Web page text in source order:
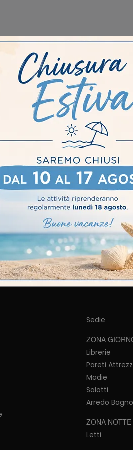
A SCOMPARSA
sul mercato sono
La camera da letto è lo
e esteticamente gradevoli,
librerie, armadi, comodini,
tra loro. Quando lo
trasformabili, se non usati,
a fine giornata, li completeremo
letto è da scegliere in base alle
un'atmosfera sempre distensiva
Sedie
ZONA
Librerie
Pareti
Madie
Salotti
Arredo Bagno
ZONA NOTTE
Letti